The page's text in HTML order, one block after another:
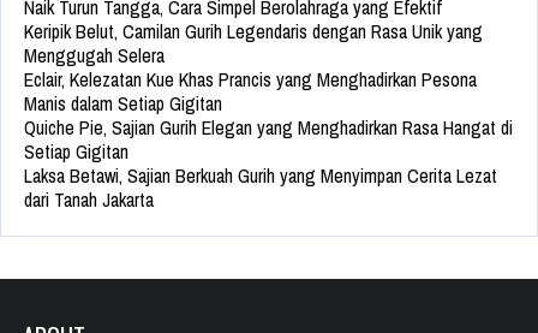
Naik Turun Tangga, Cara Simpel Berolahraga yang Efektif
Keripik Belut, Camilan Gurih Legendaris dengan Rasa Unik yang
Menggugah Selera
Eclair, Kelezatan Kue Khas Prancis yang Menghadirkan Pesona
Manis dalam Setiap Gigitan
Quiche Pie, Sajian Gurih Elegan yang Menghadirkan Rasa Hangat di
Setiap Gigitan
Laksa Betawi, Sajian Berkuah Gurih yang Menyimpan Cerita Lezat
dari Tanah Jakarta